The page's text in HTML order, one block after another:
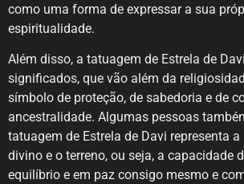
como uma forma de expressar a sua
espiritualidade.
Além disso, a tatuagem de Estrela de
significados, que vão além da
símbolo de proteção, de sabedoria e de
ancestralidade. Algumas pessoas
tatuagem de Estrela de Davi representa
divino e o terreno, ou seja, a capacidade
equilíbrio e em paz consigo mesmo e